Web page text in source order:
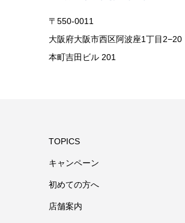
〒550-0011
大阪府大阪市西区阿波座1丁目2−20
本町吉田ビル 201
TOPICS
キャンペーン
初めての方へ
店舗案内